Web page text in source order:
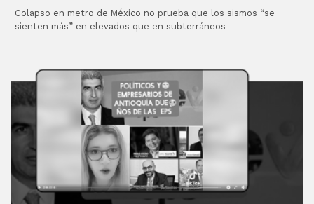
Colapso en metro de México no prueba que los sismos “se
sienten más” en elevados que en subterráneos